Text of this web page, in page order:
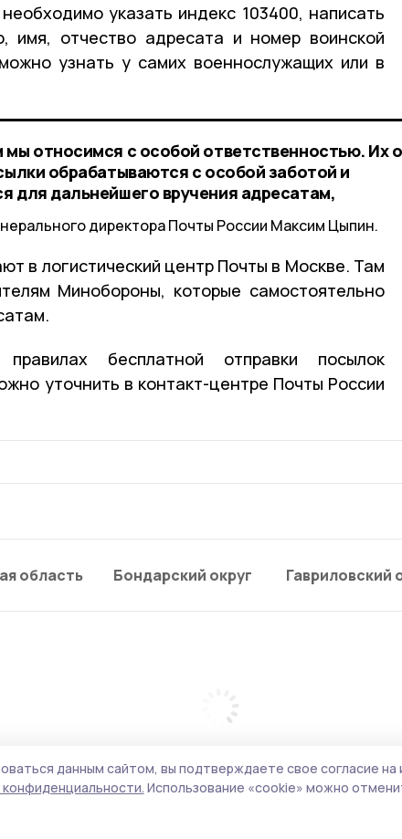
указать индекс 103400, написать
имя, отчество адресата и номер воинской
узнать у самих военнослужащих или в
относимся с особой ответственностью. Их
обрабатываются с особой заботой и
для дальнейшего вручения адресатам,
директора Почты России Максим Цыпин.
в логистический центр Почты в Москве. Там
Минобороны, которые самостоятельно
бесплатной отправки посылок
уточнить в контакт-центре Почты России
область Бондарский округ Гавриловский
данным сайтом, вы подтверждаете свое согласие на
Использование «cookie» можно